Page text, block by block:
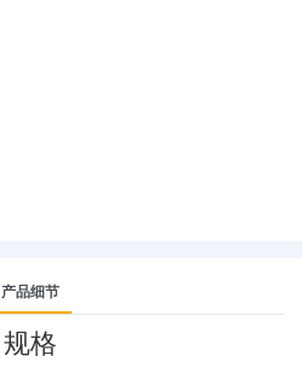
产品细节
规格